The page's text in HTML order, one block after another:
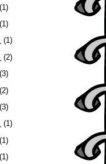
(1)
(1)
(1)
(2)
(3)
(2)
(3)
(1)
(1)
(1)